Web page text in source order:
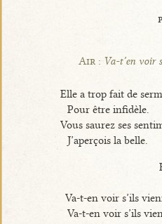
Air : Va-t’en voir
Elle a trop fait de
Pour être infidèle.
Vous saurez ses
J’aperçois la belle.
Va-t-en voir s’ils
Va-t-en voir s’ils